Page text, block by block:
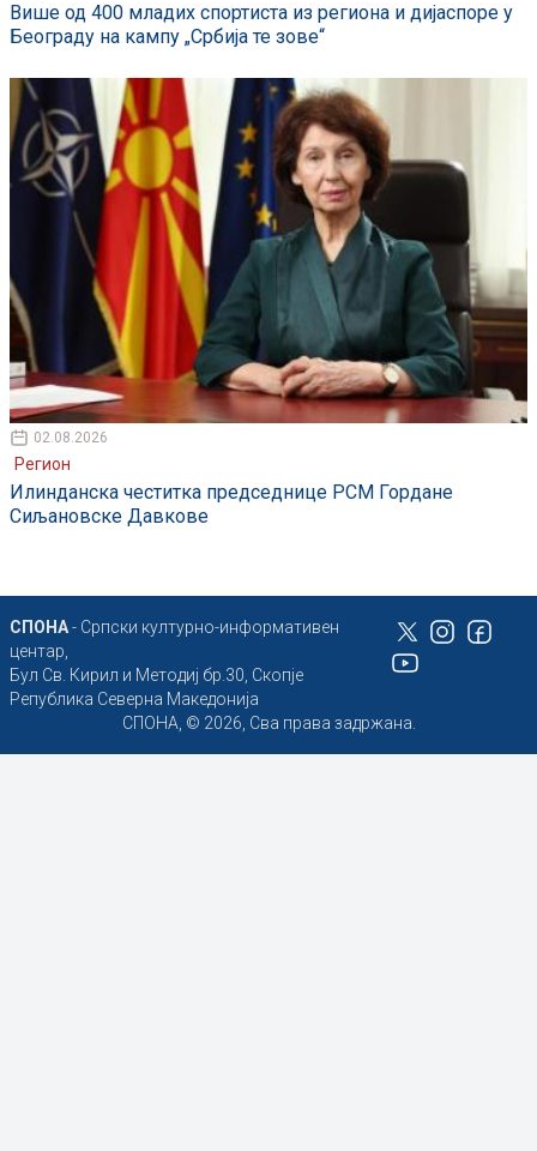
Више од 400 младих спортиста из региона и дијаспоре у
Београду на кампу „Србија те зове“
02.08.2026
Регион
Илинданска честитка председнице РСМ Гордане
Сиљановске Давкове
СПОНА- Српски културно-информативен
центар,
Бул Св. Кирил и Методиј бр.30, Скопје
Република Северна Македонија
СПОНА, © 2026, Сва права задржана.